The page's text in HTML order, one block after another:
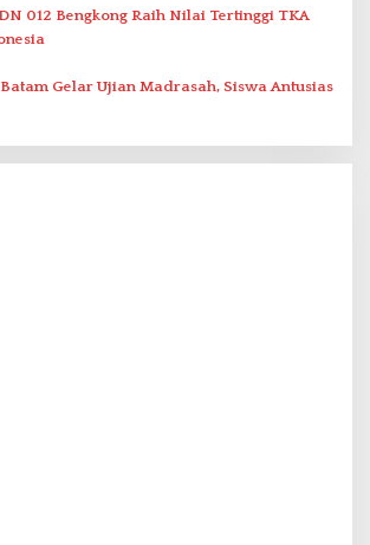
012 Bengkong Raih Nilai Tertinggi TKA
Batam Gelar Ujian Madrasah, Siswa Antusias